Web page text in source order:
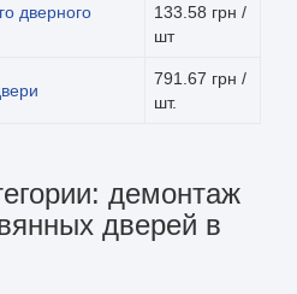
дверного
133.58 грн /
шт
791.67 грн /
шт.
демонтаж
дверей в